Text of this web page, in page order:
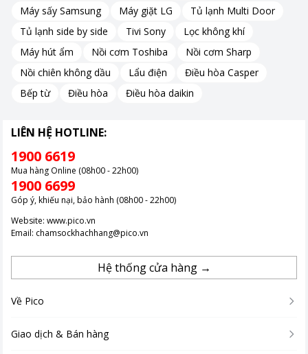
Máy sấy Samsung
Máy giặt LG
Tủ lạnh Multi Door
Tủ lạnh side by side
Tivi Sony
Lọc không khí
Máy hút ẩm
Nồi cơm Toshiba
Nồi cơm Sharp
Nồi chiên không dầu
Lẩu điện
Điều hòa Casper
Bếp từ
Điều hòa Điều hòa daikin
LIÊN HỆ HOTLINE:
1900 6619
Mua hàng Online (08h00 - 22h00)
1900 6699
Góp ý, khiếu nại, bảo hành (08h00 - 22h00)
Website: www.pico.vn
Email: chamsockhachhang@pico.vn
Hệ thống cửa hàng →
Về Pico
Giao dịch & Bán hàng